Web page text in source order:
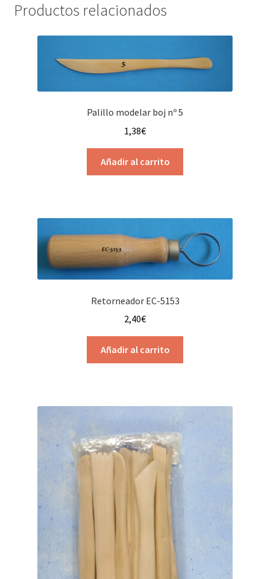
Productos relacionados
Palillo modelar boj nº 5
1,38€
Añadir al carrito
Retorneador EC-5153
2,40€
Añadir al carrito